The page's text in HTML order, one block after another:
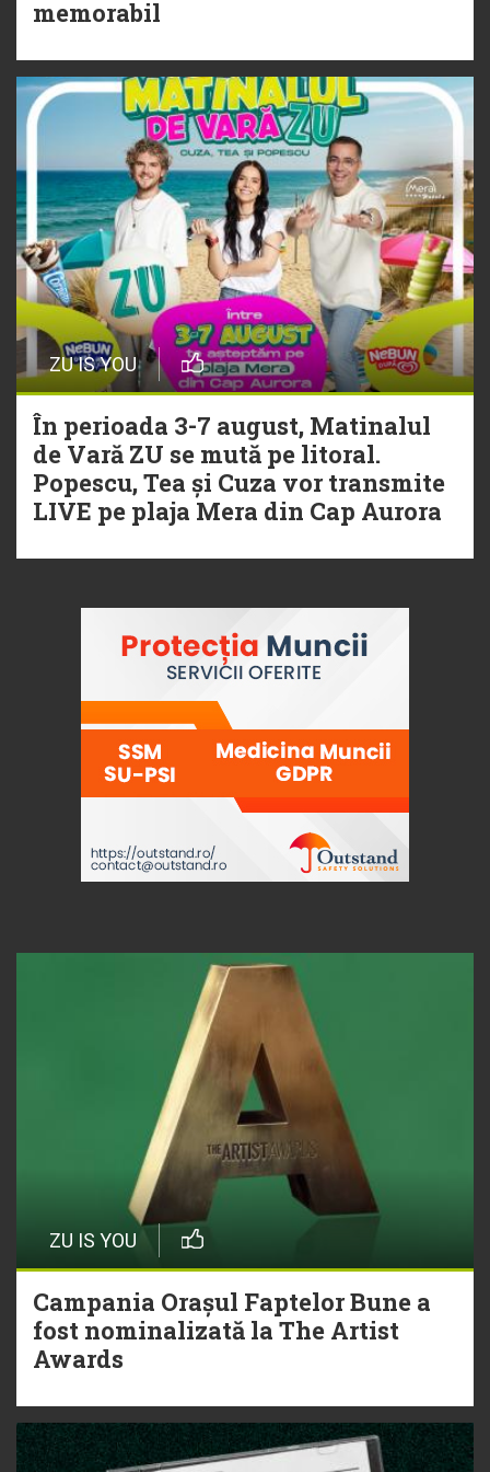
memorabil
ZU IS YOU
În perioada 3-7 august, Matinalul
de Vară ZU se mută pe litoral.
Popescu, Tea și Cuza vor transmite
LIVE pe plaja Mera din Cap Aurora
ZU IS YOU
Campania Orașul Faptelor Bune a
fost nominalizată la The Artist
Awards